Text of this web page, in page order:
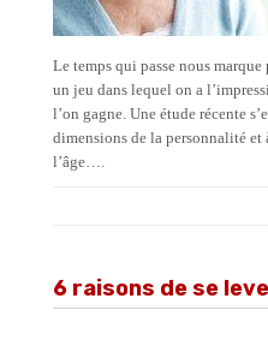
Le temps qui passe nous
un jeu dans lequel on a
l’on gagne. Une étude récente
dimensions de la personnalité
l’âge….
6 raisons de se